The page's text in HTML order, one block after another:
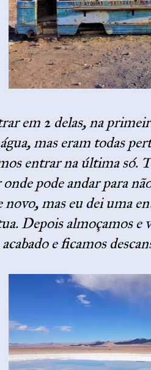
em 2 delas, na
mas eram todas
entrar na última só.
pode andar para
mas eu dei uma
Depois almoçamos e
e ficamos